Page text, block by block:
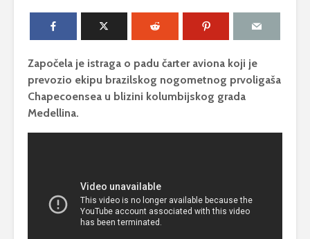
Započela je istraga o padu čarter aviona koji je
prevozio ekipu brazilskog nogometnog prvoligaša
Chapecoensea u blizini kolumbijskog grada
Medellina.